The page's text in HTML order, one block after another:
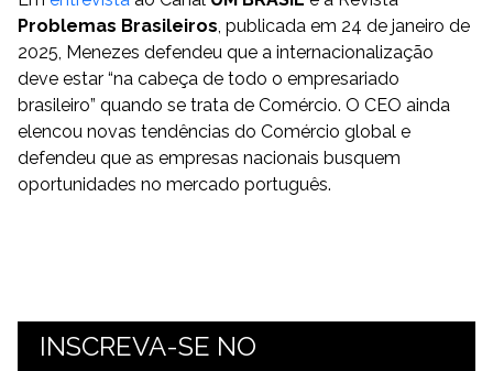
Problemas Brasileiros, publicada em 24 de janeiro de
2025, Menezes defendeu que a internacionalização
deve estar “na cabeça de todo o empresariado
brasileiro” quando se trata de Comércio. O CEO ainda
elencou novas tendências do Comércio global e
defendeu que as empresas nacionais busquem
oportunidades no mercado português.
INSCREVA-SE NO